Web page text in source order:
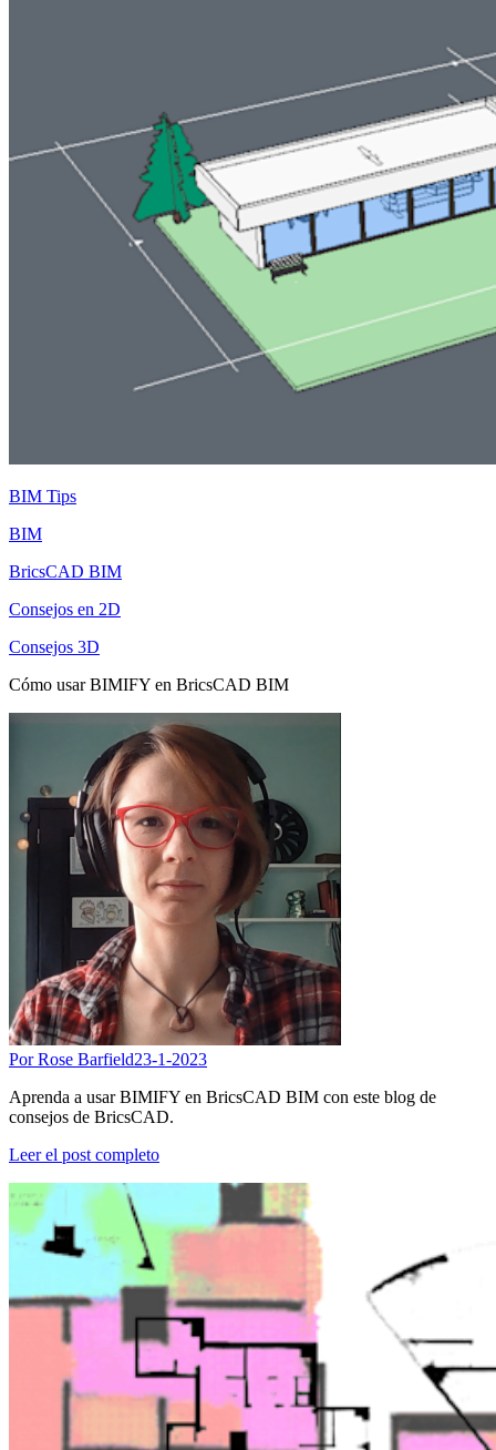
BIM Tips
BIM
BricsCAD BIM
Consejos en 2D
Consejos 3D
Cómo usar BIMIFY en BricsCAD BIM
Por Rose Barfield23-1-2023
Aprenda a usar BIMIFY en BricsCAD BIM con este blog de
consejos de BricsCAD.
Leer el post completo